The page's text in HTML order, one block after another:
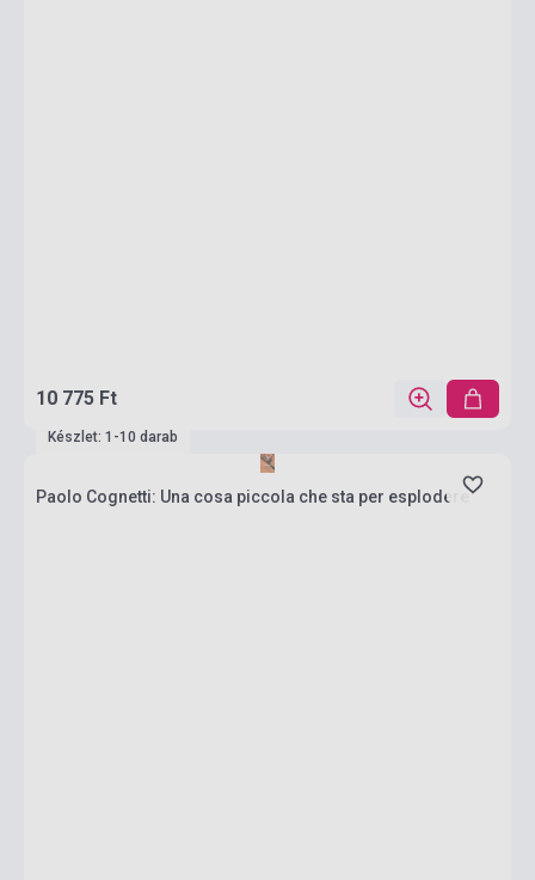
10 775 Ft
Készlet: 1-10 darab
Paolo Cognetti: Una cosa piccola che sta per esplodere